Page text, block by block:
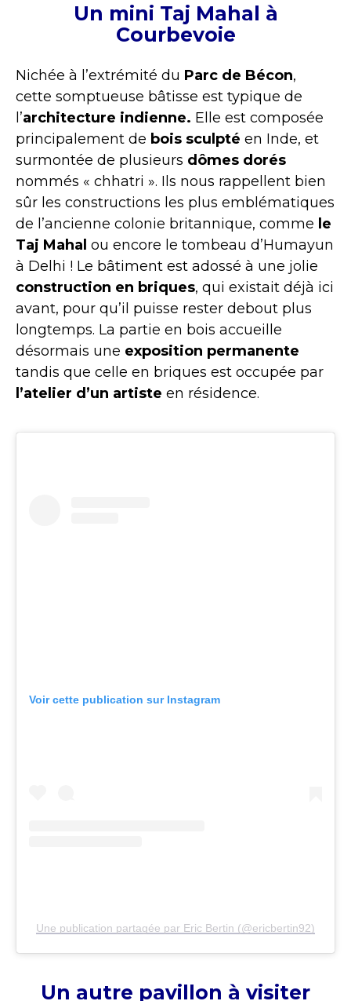
Un mini Taj Mahal à
Courbevoie
Nichée à l’extrémité du Parc de Bécon,
cette somptueuse bâtisse est typique de
l’architecture indienne. Elle est composée
principalement de bois sculpté en Inde, et
surmontée de plusieurs dômes dorés
nommés « chhatri ». Ils nous rappellent bien
sûr les constructions les plus emblématiques
de l’ancienne colonie britannique, comme le
Taj Mahal ou encore le tombeau d’Humayun
à Delhi ! Le bâtiment est adossé à une jolie
construction en briques, qui existait déjà ici
avant, pour qu’il puisse rester debout plus
longtemps. La partie en bois accueille
désormais une exposition permanente
tandis que celle en briques est occupée par
l’atelier d’un artiste en résidence.
Voir cette publication sur Instagram
Une publication partagée par Eric Bertin (@ericbertin92)
Un autre pavillon à visiter